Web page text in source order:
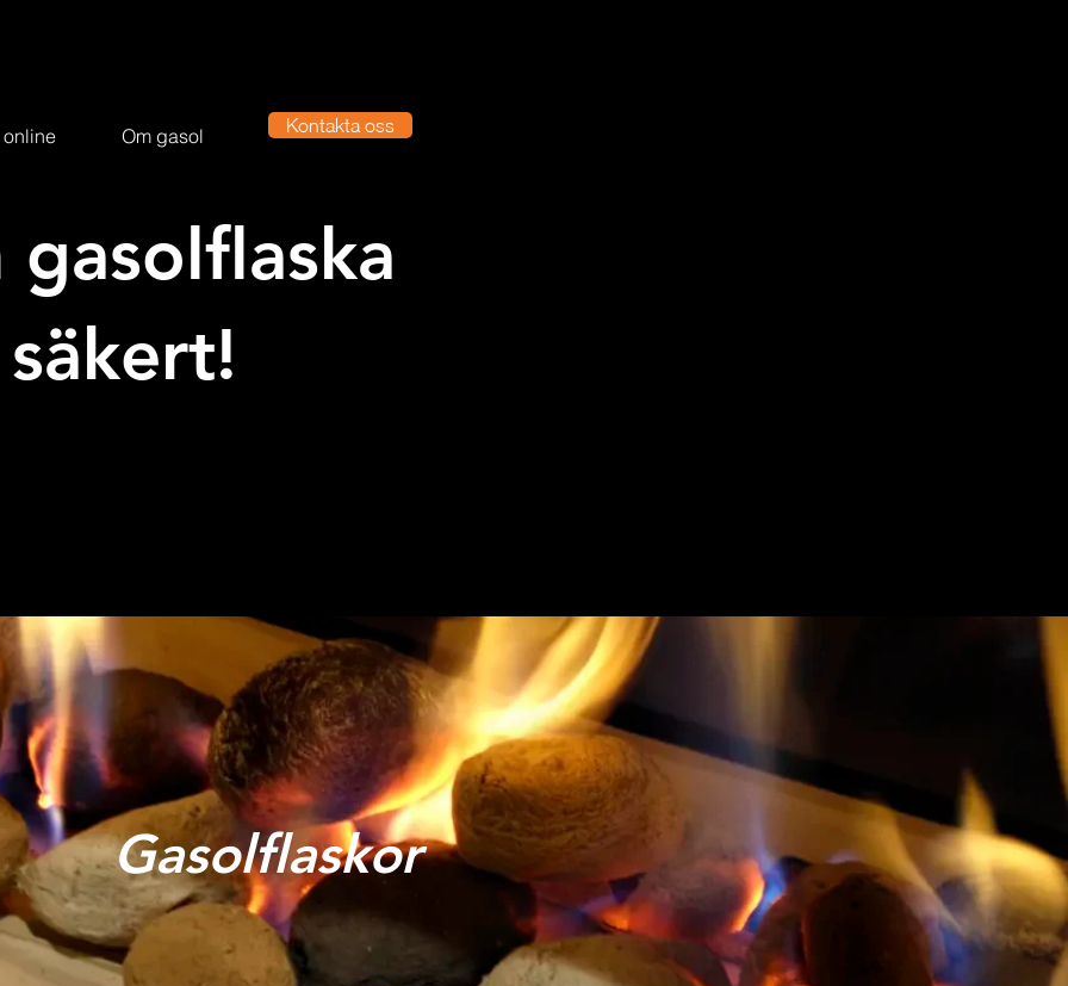
online Om gasol Kontakta oss
Gasolflaskor